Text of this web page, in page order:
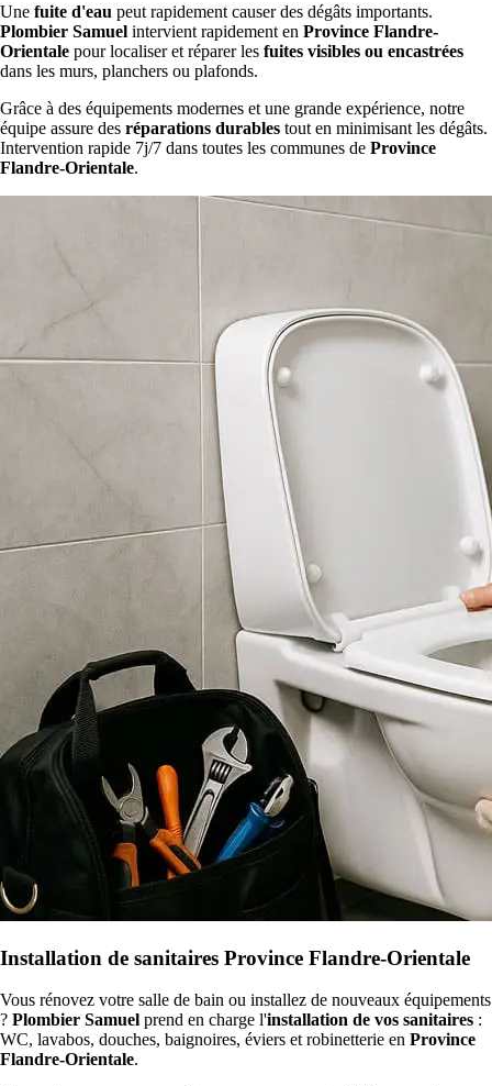
Une fuite d'eau peut rapidement causer des dégâts importants.
Plombier Samuel intervient rapidement en Province Flandre-
Orientale pour localiser et réparer les fuites visibles ou encastrées
dans les murs, planchers ou plafonds.
Grâce à des équipements modernes et une grande expérience, notre
équipe assure des réparations durables tout en minimisant les dégâts.
Intervention rapide 7j/7 dans toutes les communes de Province
Flandre-Orientale.
Installation de sanitaires Province Flandre-Orientale
Vous rénovez votre salle de bain ou installez de nouveaux équipements
? Plombier Samuel prend en charge l'installation de vos sanitaires :
WC, lavabos, douches, baignoires, éviers et robinetterie en Province
Flandre-Orientale.